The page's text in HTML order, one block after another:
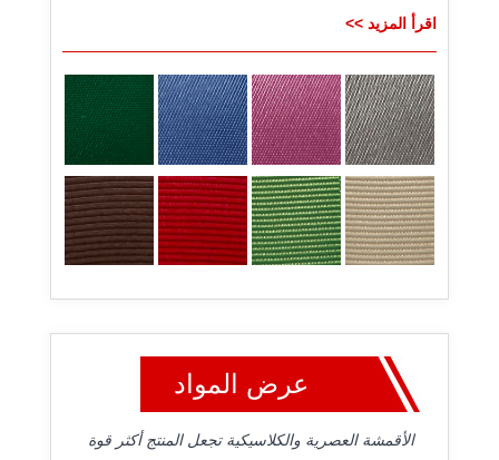
اقرأ المزيد >>
عرض المواد
الأقمشة العصرية والكلاسيكية تجعل المنتج أكثر قوة